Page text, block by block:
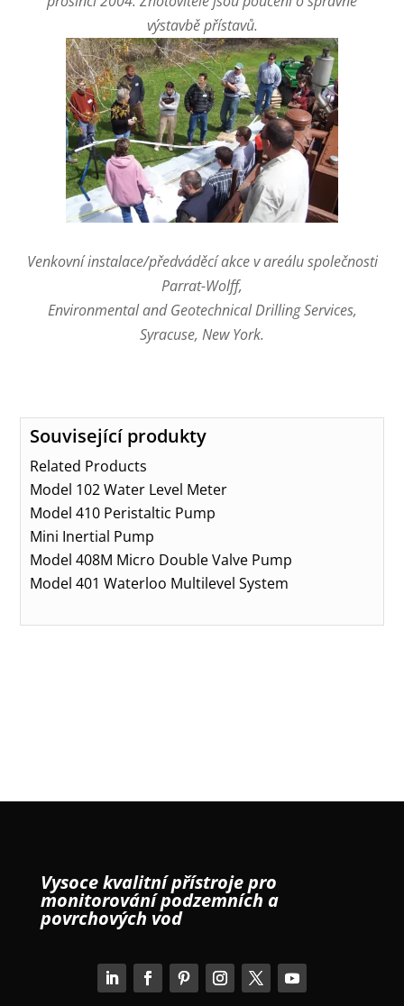
výstavbě přístavů.
Venkovní instalace/předváděcí akce v areálu společnosti
Parrat-Wolff,
Environmental and Geotechnical Drilling Services,
Syracuse, New York.
Související produkty
Related Products
Model 102 Water Level Meter
Model 410 Peristaltic Pump
Mini Inertial Pump
Model 408M Micro Double Valve Pump
Model 401 Waterloo Multilevel System
Vysoce kvalitní přístroje pro
monitorování podzemních a
povrchových vod